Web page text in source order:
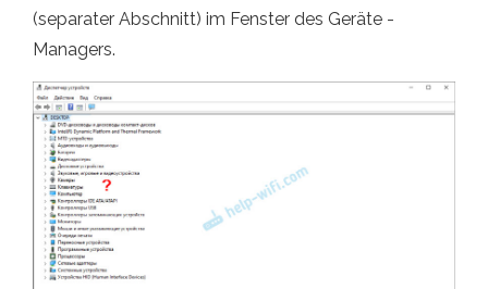
(separater Abschnitt) im Fenster des Geräte -
Managers.